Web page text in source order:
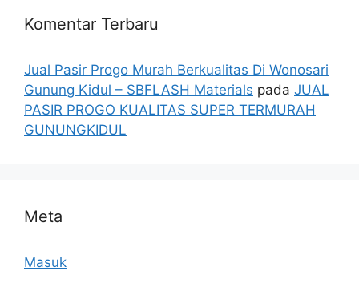
Komentar Terbaru
Jual Pasir Progo Murah Berkualitas Di Wonosari
Gunung Kidul – SBFLASH Materials pada JUAL
PASIR PROGO KUALITAS SUPER TERMURAH
GUNUNGKIDUL
Meta
Masuk